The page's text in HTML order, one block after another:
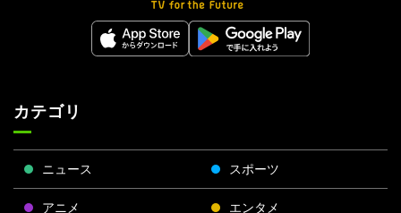
カテゴリ
ニュース スポーツ
アニメ エンタメ